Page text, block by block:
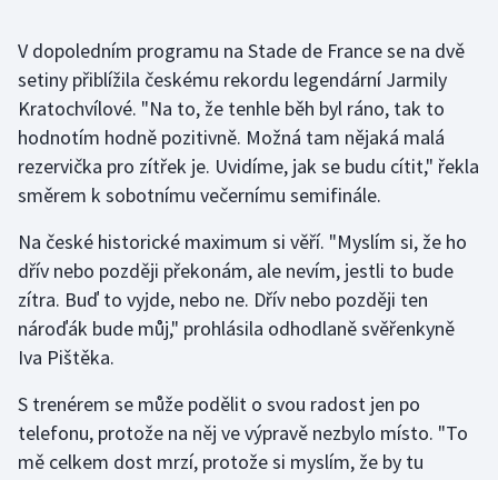
Motorsport
Olympijské hry
Parasport
Plavání
Plážový volejbal
Ragby
Rychlobruslení
Rychlostní kanoistika
Short track
V dopoledním programu na Stade de France se na dvě
setiny přiblížila českému rekordu legendární Jarmily
Kratochvílové. "Na to, že tenhle běh byl ráno, tak to
hodnotím hodně pozitivně. Možná tam nějaká malá
rezervička pro zítřek je. Uvidíme, jak se budu cítit," řekla
směrem k sobotnímu večernímu semifinále.
Na české historické maximum si věří. "Myslím si, že ho
dřív nebo později překonám, ale nevím, jestli to bude
zítra. Buď to vyjde, nebo ne. Dřív nebo později ten
nároďák bude můj," prohlásila odhodlaně svěřenkyně
Iva Pištěka.
S trenérem se může podělit o svou radost jen po
telefonu, protože na něj ve výpravě nezbylo místo. "To
mě celkem dost mrzí, protože si myslím, že by tu